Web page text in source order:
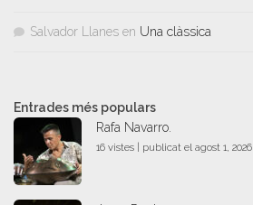
Salvador Llanes en Una clàssica
Entrades més populars
Rafa Navarro.
16 vistes | publicat el agost 1, 2026